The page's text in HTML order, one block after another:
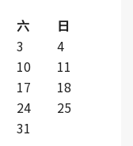
六
日
3
4
10
11
17
18
24
25
31